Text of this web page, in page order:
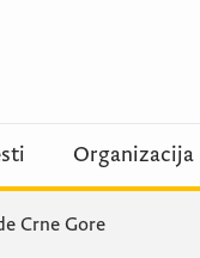
Organizacija
Crne Gore